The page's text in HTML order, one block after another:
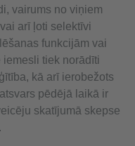
vairums no viņiem
arī ļoti selektīvi
funkcijām vai
tiek norādīti
kā arī ierobežots
pēdējā laikā ir
skatījumā skepse